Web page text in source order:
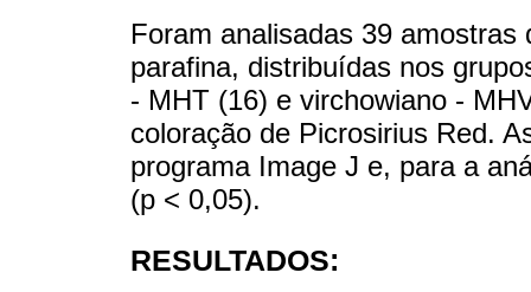
Foram analisadas 39
parafina, distribuídas nos
- MHT (16) e virchowiano -
coloração de Picrosirius Red.
programa Image J e, para a
(p < 0,05).
RESULTADOS: